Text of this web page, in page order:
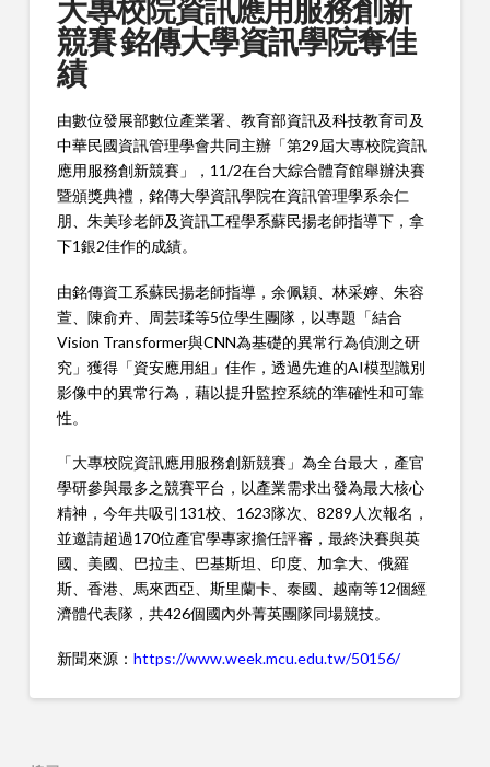
大專校院資訊應用服務創新
競賽 銘傳大學資訊學院奪佳
績
由數位發展部數位產業署、教育部資訊及科技教育司及
中華民國資訊管理學會共同主辦「第29屆大專校院資訊
應用服務創新競賽」，11/2在台大綜合體育館舉辦決賽
暨頒獎典禮，銘傳大學資訊學院在資訊管理學系余仁
朋、朱美珍老師及資訊工程學系蘇民揚老師指導下，拿
下1銀2佳作的成績。
由銘傳資工系蘇民揚老師指導，余佩穎、林采嬣、朱容
萱、陳俞卉、周芸瑈等5位學生團隊，以專題「結合
Vision Transformer與CNN為基礎的異常行為偵測之研
究」獲得「資安應用組」佳作，透過先進的AI模型識別
影像中的異常行為，藉以提升監控系統的準確性和可靠
性。
「大專校院資訊應用服務創新競賽」為全台最大，產官
學研參與最多之競賽平台，以產業需求出發為最大核心
精神，今年共吸引131校、1623隊次、8289人次報名，
並邀請超過170位產官學專家擔任評審，最終決賽與英
國、美國、巴拉圭、巴基斯坦、印度、加拿大、俄羅
斯、香港、馬來西亞、斯里蘭卡、泰國、越南等12個經
濟體代表隊，共426個國內外菁英團隊同場競技。
新聞來源： https://www.week.mcu.edu.tw/50156/